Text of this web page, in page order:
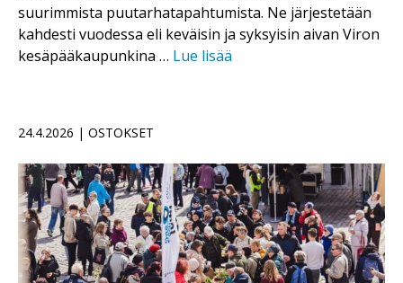
suurimmista puutarhatapahtumista. Ne järjestetään
kahdesti vuodessa eli keväisin ja syksyisin aivan Viron
kesäpääkaupunkina … Lue lisää
24.4.2026 | OSTOKSET